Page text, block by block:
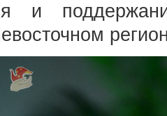
и